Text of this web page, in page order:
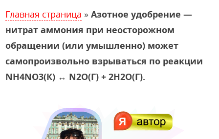
Главная страница »Азотное удобрение —
нитрат аммония при неосторожном
обращении (или умышленно) может
самопроизвольно взрываться по реакции
NН4NО3(К) ↔ N2О(Г) + 2Н2О(Г).